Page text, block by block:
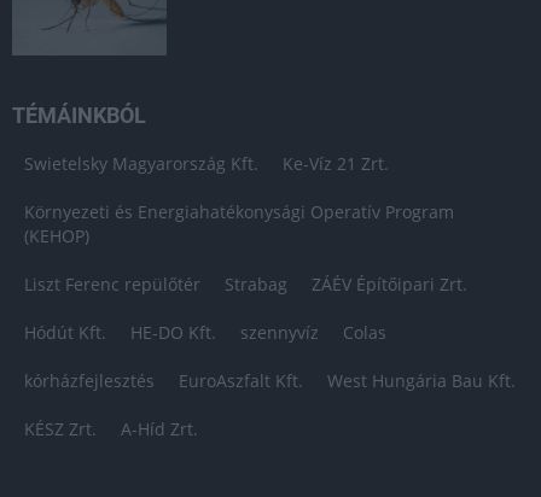
TÉMÁINKBÓL
Swietelsky Magyarország Kft. Ke-Víz 21 Zrt.
Környezeti és Energiahatékonysági Operatív Program
(KEHOP)
Liszt Ferenc repülőtér Strabag ZÁÉV Építőipari Zrt.
Hódút Kft. HE-DO Kft. szennyvíz Colas
kórházfejlesztés EuroAszfalt Kft. West Hungária Bau Kft.
KÉSZ Zrt. A-Híd Zrt.